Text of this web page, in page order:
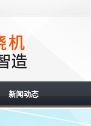
新闻动态